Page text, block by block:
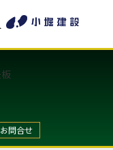
お問合せ